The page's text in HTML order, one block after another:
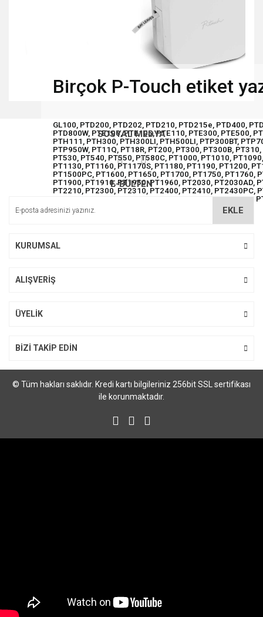
Birçok P-Touch etiket
GL100, PTD200, PTD202, PTD210, PTD215e, PTD400,
PTD800W, PTE100, PTE105, PTE110, PTE300, PTE500,
PTH111, PTH300, PTH300LI, PTH500LI, PTP300BT,
PTP950W, PT11Q, PT18R, PT200, PT300, PT300B,
PT530, PT540, PT550, PT580C, PT1000, PT1010,
PT1130, PT1160, PT1170S, PT1180, PT1190, PT1200,
PT1500PC, PT1600, PT1650, PT1700, PT1750, PT1760,
PT1900, PT1910, PT1950, PT1960, PT2030, PT2030AD,
PT2210, PT2300, PT2310, PT2400, PT2410, PT2430PC,
PT2730, PT2730VP, PT3600, PT6100, PT7100, PT7500,
Bu ürüne ilk yorumu siz yapın!
Yorum Yaz
kullanarak tarafımıza iletebilirsiniz.
Görüş ve önerileriniz için teşekkür ederiz.
Ürün resmi kalitesiz, bozuk veya görüntülenemiyor.
Ürün açıklamasında eksik bilgiler bulunuyor.
SOSYAL MEDYA
E-BÜLTEN
EKLE
KURUMSAL
ALIŞVERİŞ
ÜYELİK
BİZİ TAKİP EDİN
© Tüm hakları saklıdır. Kredi kartı bilgileriniz 256bit SSL sertifikası
ile korunmaktadır.